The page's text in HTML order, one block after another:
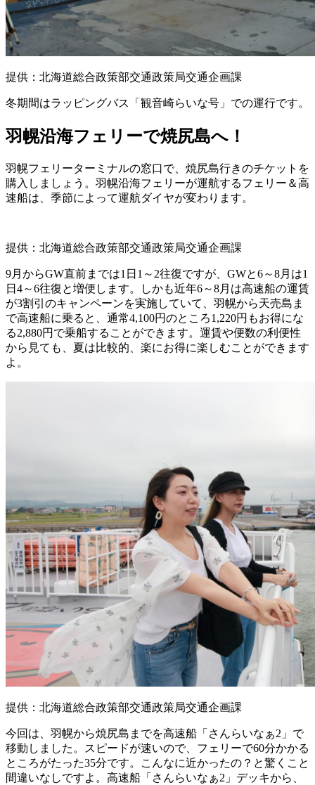
提供：北海道総合政策部交通政策局交通企画課
冬期間はラッピングバス「観音崎らいな号」での運行です。
羽幌沿海フェリーで焼尻島へ！
羽幌フェリーターミナルの窓口で、焼尻島行きのチケットを
購入しましょう。羽幌沿海フェリーが運航するフェリー＆高
速船は、季節によって運航ダイヤが変わります。
提供：北海道総合政策部交通政策局交通企画課
9月からGW直前までは1日1～2往復ですが、GWと6～8月は1
日4～6往復と増便します。しかも近年6～8月は高速船の運賃
が3割引のキャンペーンを実施していて、羽幌から天売島ま
で高速船に乗ると、通常4,100円のところ1,220円もお得にな
る2,880円で乗船することができます。運賃や便数の利便性
から見ても、夏は比較的、楽にお得に楽しむことができます
よ。
提供：北海道総合政策部交通政策局交通企画課
今回は、羽幌から焼尻島までを高速船「さんらいなぁ2」で
移動しました。スピードが速いので、フェリーで60分かかる
ところがたった35分です。こんなに近かったの？と驚くこと
間違いなしですよ。高速船「さんらいなぁ2」デッキから、